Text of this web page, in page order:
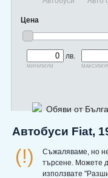
Цена
лв.
минимум
Обяви от
Автобуси Fiat,
(!)
Съжаляваме, но
търсене. Можете
използвате